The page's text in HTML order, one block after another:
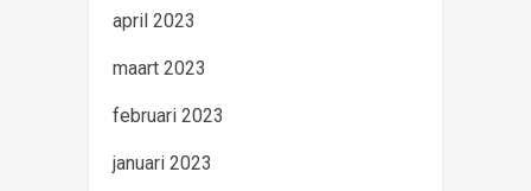
april 2023
maart 2023
februari 2023
januari 2023